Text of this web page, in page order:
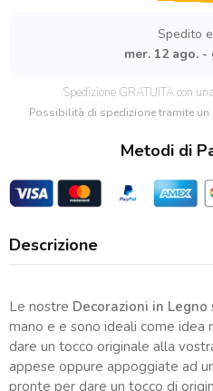
quantità
Spedito
mer. 12 ago. -
Spedizione GRATUITA con
Possibilità di spedizione tramite
Metodi di
Descrizione
Le nostre Decorazioni in Legno
mano e e sono ideali come idea
dare un tocco originale alla
appese oppure appoggiate ad
pronte per dare un tocco di